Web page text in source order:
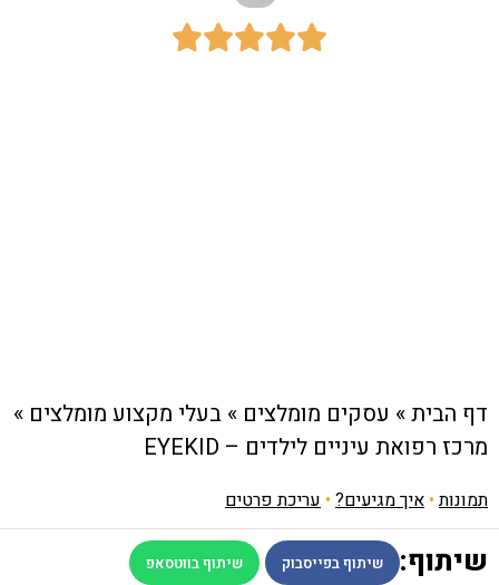





דף הבית» עסקים מומלצים » בעלי מקצוע מומלצים »
מרכז רפואת עיניים לילדים – EYEKID
תמונות• איך מגיעים? • עריכת פרטים
שיתוף: שיתוף בפייסבוק שיתוף בווטסאפ